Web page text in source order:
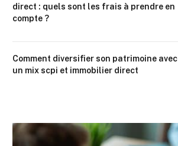
direct : quels sont les frais à prendre en
compte ?
Comment diversifier son patrimoine avec
un mix scpi et immobilier direct